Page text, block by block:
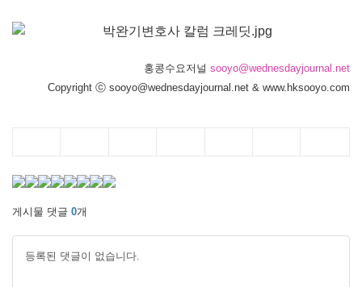
홍콩수요저널 sooyo@wednesdayjournal.net
Copyright ⓒ sooyo@wednesdayjournal.net & www.hksooyo.com
게시물 댓글 0개
등록된 댓글이 없습니다.